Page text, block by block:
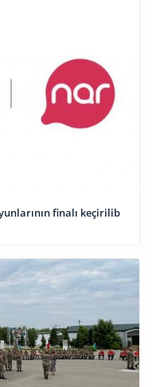
finalı keçirilib